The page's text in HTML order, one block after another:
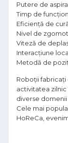
Putere de
Timp de
Eficiență de
Nivel de
Viteză de
Interacțiune
Metodă de
Roboții fabricați
activitatea
diverse domenii
Cele mai
HoReCa,